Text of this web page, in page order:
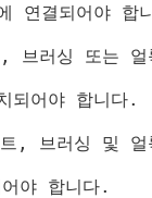
연결되어야 합
, 브러싱 또는
되어야 합니다.
, 브러싱 및
야 합니다.